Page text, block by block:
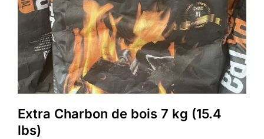
Extra Charbon de bois 7 kg (15.4
lbs)